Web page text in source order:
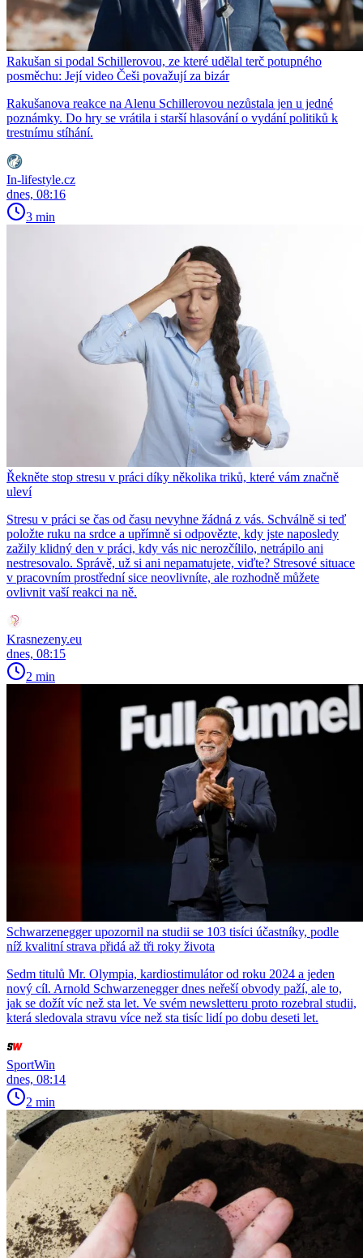
Rakušan si podal Schillerovou, ze které udělal terč potupného
posměchu: Její video Češi považují za bizár
Rakušanova reakce na Alenu Schillerovou nezůstala jen u jedné
poznámky. Do hry se vrátila i starší hlasování o vydání politiků k
trestnímu stíhání.
In-lifestyle.cz
dnes, 08:16
3 min
Řekněte stop stresu v práci díky několika triků, které vám značně
uleví
Stresu v práci se čas od času nevyhne žádná z vás. Schválně si teď
položte ruku na srdce a upřímně si odpovězte, kdy jste naposledy
zažily klidný den v práci, kdy vás nic nerozčílilo, netrápilo ani
nestresovalo. Správě, už si ani nepamatujete, viďte? Stresové situace
v pracovním prostřední sice neovlivníte, ale rozhodně můžete
ovlivnit vaší reakci na ně.
Krasnezeny.eu
dnes, 08:15
2 min
Schwarzenegger upozornil na studii se 103 tisíci účastníky, podle
níž kvalitní strava přidá až tři roky života
Sedm titulů Mr. Olympia, kardiostimulátor od roku 2024 a jeden
nový cíl. Arnold Schwarzenegger dnes neřeší obvody paží, ale to,
jak se dožít víc než sta let. Ve svém newsletteru proto rozebral studii,
která sledovala stravu více než sta tisíc lidí po dobu deseti let.
SportWin
dnes, 08:14
2 min